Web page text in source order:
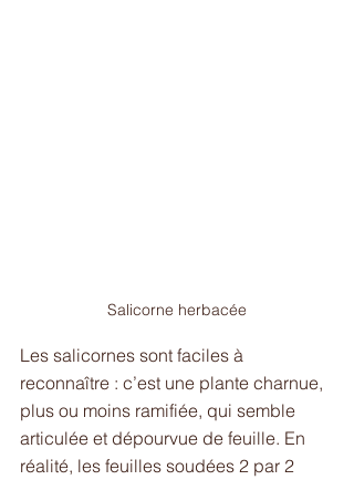
Salicorne herbacée
Les salicornes sont faciles à
reconnaître : c’est une plante charnue,
plus ou moins ramifiée, qui semble
articulée et dépourvue de feuille. En
réalité, les feuilles soudées 2 par 2